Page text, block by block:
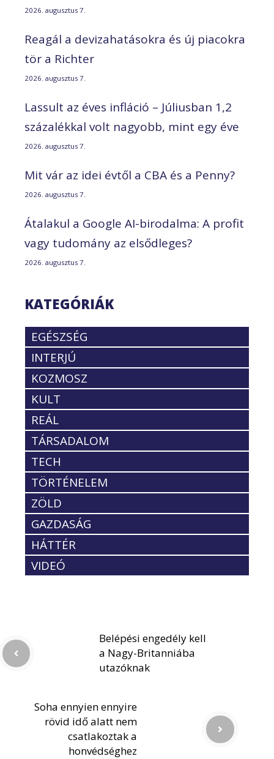
2026. augusztus 7.
Reagál a devizahatásokra és új piacokra
tör a Richter
2026. augusztus 7.
Lassult az éves infláció – Júliusban 1,2
százalékkal volt nagyobb, mint egy éve
2026. augusztus 7.
Mit vár az idei évtől a CBA és a Penny?
2026. augusztus 7.
Átalakul a Google AI-birodalma: A profit
vagy tudomány az elsődleges?
2026. augusztus 7.
KATEGÓRIÁK
EGÉSZSÉG
INTERJÚ
KOZMOSZ
KULT
REÁL
TÁRSADALOM
TECH
TÖRTÉNELEM
ZÖLD
GAZDASÁG
HÁTTÉR
VIDEÓ
Belépési engedély kell
a Nagy-Britanniába
utazóknak
Soha ennyien ennyire
rövid idő alatt nem
csatlakoztak a
honvédséghez